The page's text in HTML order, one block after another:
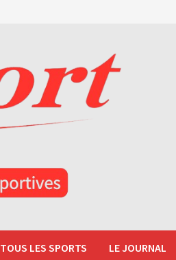
TOUS LES SPORTS LE JOURNAL